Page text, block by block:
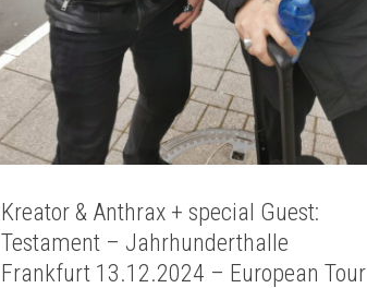
Kreator & Anthrax + special Guest:
Testament – Jahrhunderthalle
Frankfurt 13.12.2024 – European Tour